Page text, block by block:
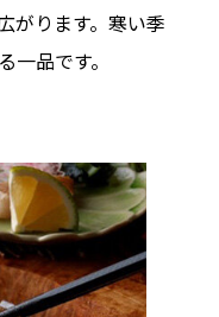
がります。寒い季
品です。